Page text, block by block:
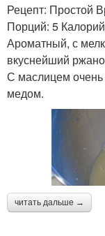
Рецепт: Простой
Порций: 5
Ароматный, с
вкуснейший
С маслицем очень
медом.
читать дальше →